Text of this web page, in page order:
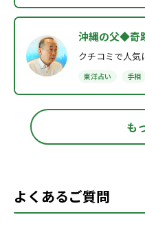
沖縄の父◆奇
クチコミで人気
東洋占い 手相
も
よくあるご質問